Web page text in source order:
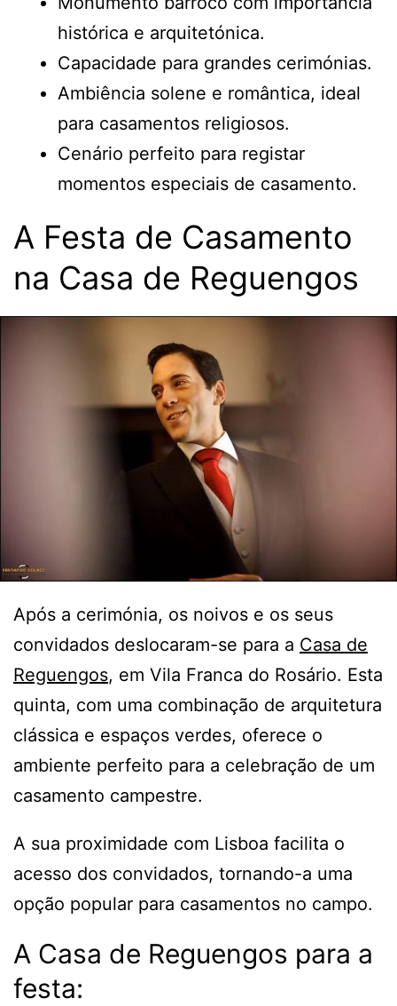
histórica e arquitetónica.
Capacidade para grandes cerimónias.
Ambiência solene e romântica, ideal
para casamentos religiosos.
Cenário perfeito para registar
momentos especiais de casamento.
A Festa de Casamento
na Casa de Reguengos
Após a cerimónia, os noivos e os seus
convidados deslocaram-se para a Casa de
Reguengos, em Vila Franca do Rosário. Esta
quinta, com uma combinação de arquitetura
clássica e espaços verdes, oferece o
ambiente perfeito para a celebração de um
casamento campestre.
A sua proximidade com Lisboa facilita o
acesso dos convidados, tornando-a uma
opção popular para casamentos no campo.
A Casa de Reguengos para a
festa: